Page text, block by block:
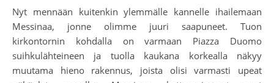
Nyt mennään kuitenkin ylemmälle kannelle ihailemaan
Messinaa, jonne olimme juuri saapuneet. Tuon
kirkontornin kohdalla on varmaan Piazza Duomo
suihkulähteineen ja tuolla kaukana korkealla näkyy
muutama hieno rakennus, joista olisi varmasti upeat